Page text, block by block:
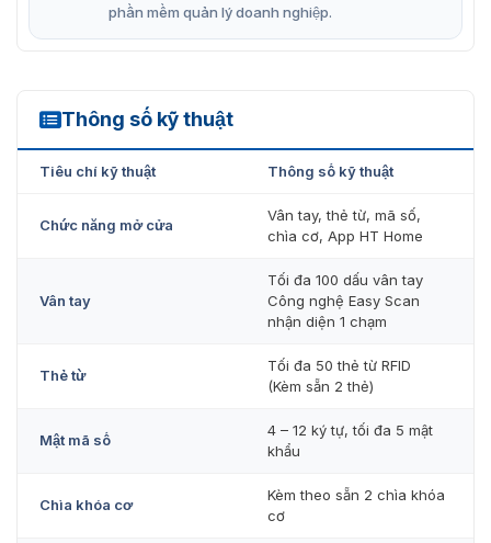
Sử dụng mật mã ảo để bảo vệ chống nhìn trộm.
Cảnh báo pin yếu.
Vận hành êm ái với nguồn điện 6 V (8 viên pin
alkaline, loại AA, 1.5 V) và được trang bị thêm nguồn
điện khẩn cấp với loại pin alkaline 9 V.
thể sử dụng nhiều phương thức mở cửa giúp việc sử
dụng tiện lợi. Không sợ bị mất khóa hay quên khóa dẫn
đến tình trạng không vào được trong nhà. Xem thêm các
sản phẩm phù hợp nhất.
hóa vân tay Hyundai
HDL 7390SK
Chúng tôi, VIETNAMSMART hiện đang cung cấp k hóa
vân tay Hyundai HDL 7390SK chính hãng giá cực cạnh
phần mềm quản lý doanh nghiệp.
Thông số kỹ thuật
HDL 7390SK
Tiêu chí kỹ thuật Thông số kỹ thuật
Chức năng mở cửa
Vân tay, thẻ từ, mã số,
chìa cơ, App HT Home
Vân tay
Tối đa 100 dấu vân tay
Công nghệ Easy Scan
nhận diện 1 chạm
Thẻ từ
Tối đa 50 thẻ từ RFID
(Kèm sẵn 2 thẻ)
Mật mã số
4 – 12 ký tự, tối đa 5 mật
khẩu
Chìa khóa cơ
Kèm theo sẵn 2 chìa khóa
cơ